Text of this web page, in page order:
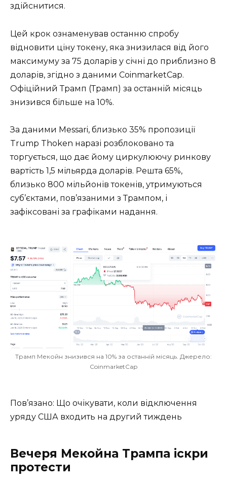
здійснитися.
Цей крок ознаменував останню спробу
відновити ціну токену, яка знизилася від його
максимуму за 75 доларів у січні до приблизно 8
доларів, згідно з даними CoinmarketCap.
Офіційний Трамп (Трамп) за останній місяць
знизився більше на 10%.
За даними Messari, близько 35% пропозиції
Trump Thoken наразі розблоковано та
торгується, що дає йому циркулюючу ринкову
вартість 1,5 мільярда доларів. Решта 65%,
близько 800 мільйонів токенів, утримуються
суб’єктами, пов’язаними з Трампом, і
зафіксовані за графіками надання.
Трамп Мекойн знизився на 10% за останній місяць. Джерело:
CoinmarketCap
Пов’язано: Що очікувати, коли відключення
уряду США входить на другий тиждень
Вечеря Мекойна Трампа іскри
протести